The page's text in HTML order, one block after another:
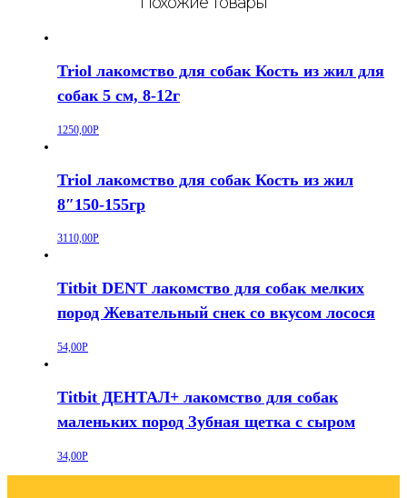
Triol лакомство для собак Кость из жил для
собак 5 см, 8-12г
1250,00Р
Triol лакомство для собак Кость из жил
8″150-155гр
3110,00Р
Titbit DENT лакомство для собак мелких
пород Жевательный снек со вкусом лосося
54,00Р
Titbit ДЕНТАЛ+ лакомство для собак
маленьких пород Зубная щетка с сыром
34,00Р